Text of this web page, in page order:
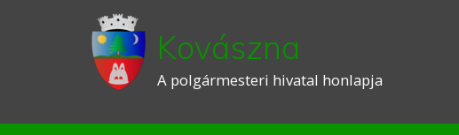
Kovászna
A polgármesteri hivatal honlapja